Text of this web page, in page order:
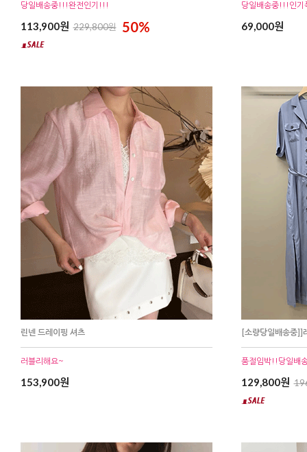
당일배송중!!!완전인기!!!
113,900원 229,800원 50%
당일배송중!!!인
69,000원
린넨 드레이핑 셔츠
러블리해요~
153,900원
[소량당일배송중]]
품절임박!!당일배
129,800원